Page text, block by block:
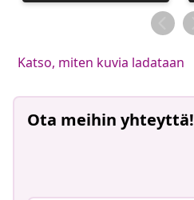
Katso, miten kuvia ladataan
Ota meihin yhteyttä!